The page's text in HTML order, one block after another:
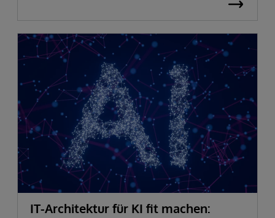
IT-Architektur für KI fit machen: